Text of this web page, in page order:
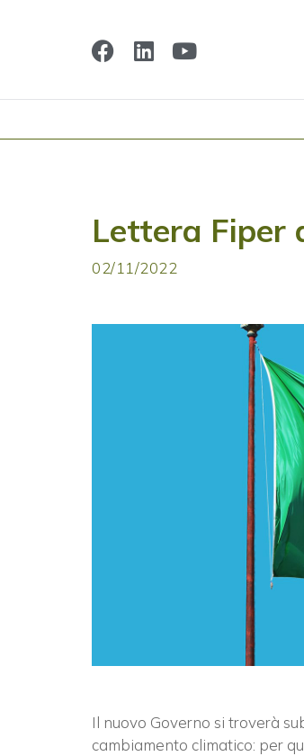
Lettera Fiper
02/11/2022
Il nuovo Governo si troverà
cambiamento climatico: per